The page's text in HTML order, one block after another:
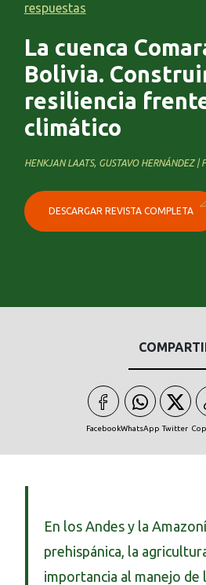
respuestas
La cuenca
Bolivia.
resiliencia
climático
HENKJAN LAATS, GUSTAVO HERNÁNDEZ |
DESCARGAR REVISTA COMPLETA
FacebookWhatsApp Twitter
En los Andes y la
prehispánica, la
importancia al manejo de